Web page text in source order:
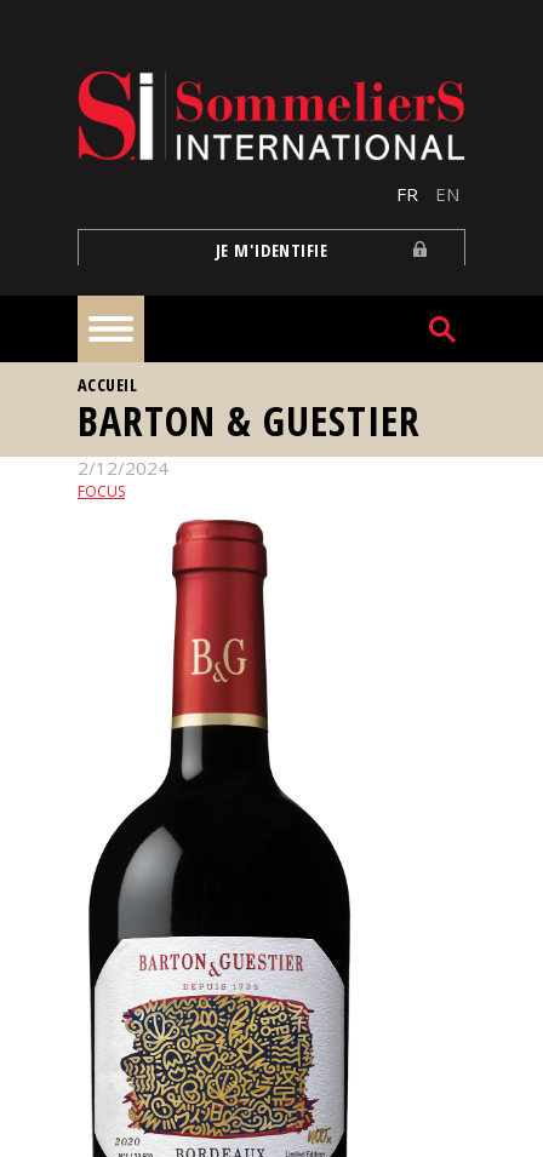
FR EN
JE M'IDENTIFIE
À
la
une
Reportages
événements
Spiritueux
dégustation
Sommelleries
Le
magazine
Télécharger
Revue
VOUS ÊTES ICI
ACCUEIL
BARTON & GUESTIER
2/12/2024
FOCUS